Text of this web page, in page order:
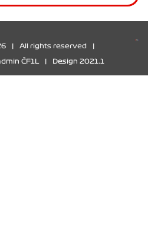
All rights reserved
ČF1L Design 2021.1